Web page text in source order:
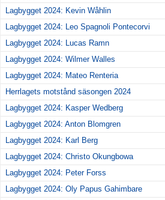
Lagbygget 2024: Kevin Wåhlin
Lagbygget 2024: Leo Spagnoli Pontecorvi
Lagbygget 2024: Lucas Ramn
Lagbygget 2024: Wilmer Walles
Lagbygget 2024: Mateo Renteria
Herrlagets motstånd säsongen 2024
Lagbygget 2024: Kasper Wedberg
Lagbygget 2024: Anton Blomgren
Lagbygget 2024: Karl Berg
Lagbygget 2024: Christo Okungbowa
Lagbygget 2024: Peter Forss
Lagbygget 2024: Oly Papus Gahimbare